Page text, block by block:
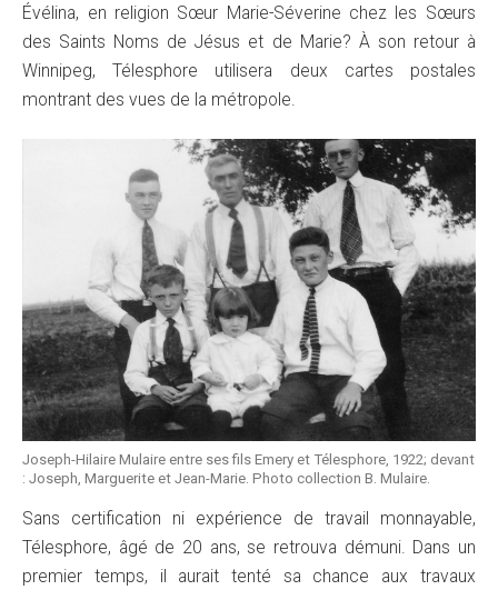
Évélina, en religion Sœur Marie-Séverine chez les Sœurs
des Saints Noms de Jésus et de Marie? À son retour à
Winnipeg, Télesphore utilisera deux cartes postales
montrant des vues de la métropole.
Joseph-Hilaire Mulaire entre ses fils Emery et Télesphore, 1922; devant
: Joseph, Marguerite et Jean-Marie. Photo collection B. Mulaire.
Sans certification ni expérience de travail monnayable,
Télesphore, âgé de 20 ans, se retrouva démuni. Dans un
premier temps, il aurait tenté sa chance aux travaux